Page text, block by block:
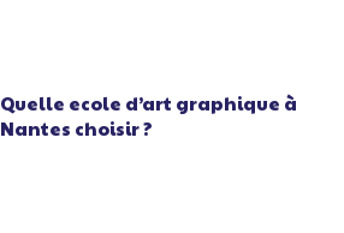
Quelle ecole d’art graphique à
Nantes choisir ?